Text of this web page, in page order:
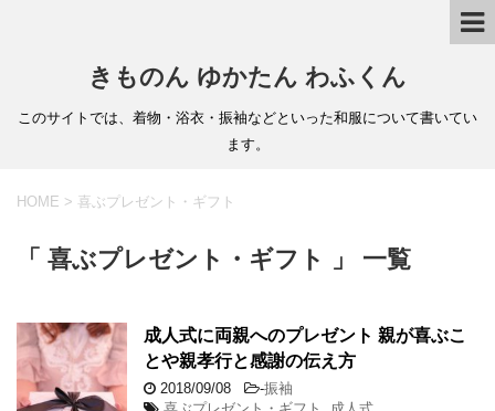
きものん ゆかたん わふくん
このサイトでは、着物・浴衣・振袖などといった和服について書いてい
ます。
HOME > 喜ぶプレゼント・ギフト
「 喜ぶプレゼント・ギフト 」 一覧
成人式に両親へのプレゼント 親が喜ぶこ
とや親孝行と感謝の伝え方
2018/09/08 -振袖